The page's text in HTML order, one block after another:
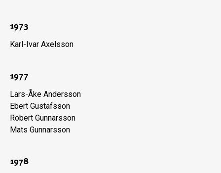
1973
Karl-Ivar Axelsson
1977
Lars-Åke Andersson
Ebert Gustafsson
Robert Gunnarsson
Mats Gunnarsson
1978